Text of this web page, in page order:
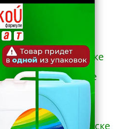
в Новой Одессе
в Новгороде-
в Новоалексеевке
в Нововолынске
в Новограде-
в Новоднестровске